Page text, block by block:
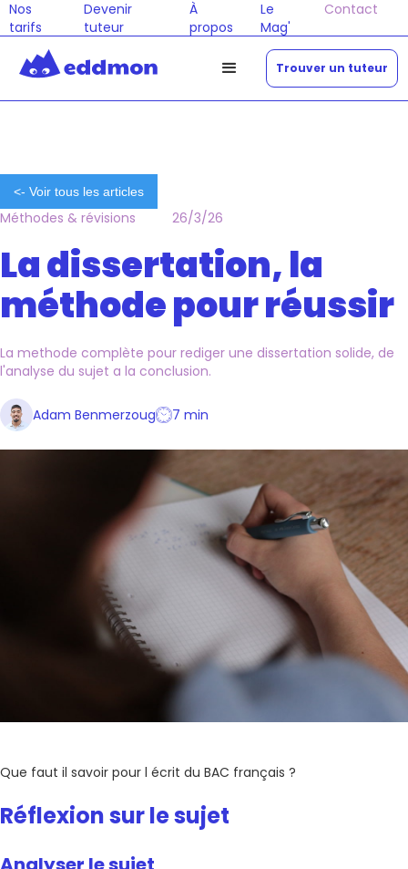
Nos
tarifs
Devenir
tuteur
À
propos
Le
Mag'
Contact
Trouver un tuteur
<- Voir tous les articles
Méthodes & révisions 26/3/26
La dissertation, la
méthode pour réussir
La methode complète pour rediger une dissertation solide, de
l'analyse du sujet a la conclusion.
Adam Benmerzoug 7 min
Que faut il savoir pour l écrit du BAC français ?
Réflexion sur le sujet